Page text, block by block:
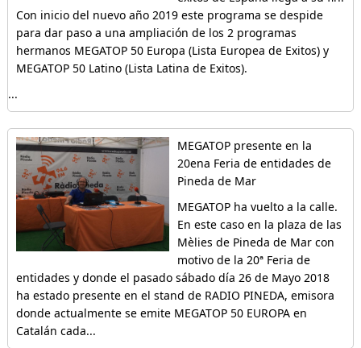
Con inicio del nuevo año 2019 este programa se despide
para dar paso a una ampliación de los 2 programas
hermanos MEGATOP 50 Europa (Lista Europea de Exitos) y
MEGATOP 50 Latino (Lista Latina de Exitos).
...
MEGATOP presente en la
20ena Feria de entidades de
Pineda de Mar
MEGATOP ha vuelto a la calle.
En este caso en la plaza de las
Mèlies de Pineda de Mar con
motivo de la 20ª Feria de
entidades y donde el pasado sábado día 26 de Mayo 2018
ha estado presente en el stand de RADIO PINEDA, emisora ​​
donde actualmente se emite MEGATOP 50 EUROPA en
Catalán cada...